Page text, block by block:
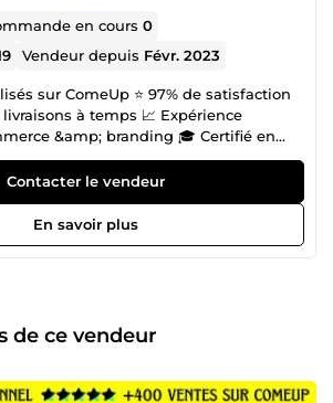
en cours0
Vendeur depuis Févr. 2023
sur ComeUp ⭐ 97% de satisfaction
à temps 📈 Expérience
&amp; branding 🎓 Certifié en
Ruche Paris 🎓 Diplôme en Branding
📊 Certifié en Digital Marketing
🌍 Anglais professionnel (IELTS C1) 👉
(e-commerce &amp; consulting) 👉
porteurs de projet à La Ruche de
Améliorer votre visibilité et vos ventes
pour faire passer votre projet au
Contacter le vendeur
En savoir plus
de ce vendeur